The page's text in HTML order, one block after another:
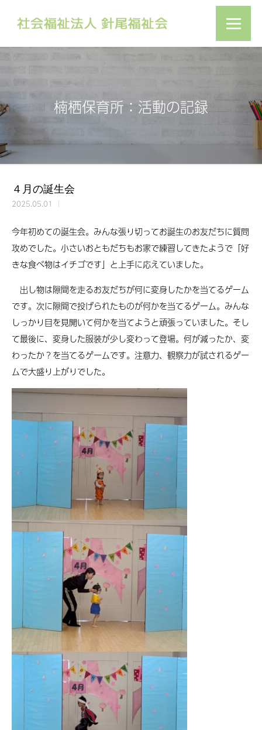
楠栖保育所：活動の記録
４月の誕生会
2025.05.01
今年初めての誕生会。みんな張り切ってお誕生のお友だちに質問
攻めでした。小さいおともだちもお家で練習してきたようで「好
きな食べ物はイチゴです」と上手に応えていました。
出し物は隙間を走るお友だちが何に変身したかを当てるゲーム
です。次に隙間で投げられたものが何かを当てるゲーム。みんな
しっかり目を見開いて何かを当てようと頑張っていました。そし
て最後に、変身した服装が少し変わって登場。何が減ったか、変
わったか？を当てるゲームです。注意力、観察力が試されるゲー
ムで大盛り上がりでした。